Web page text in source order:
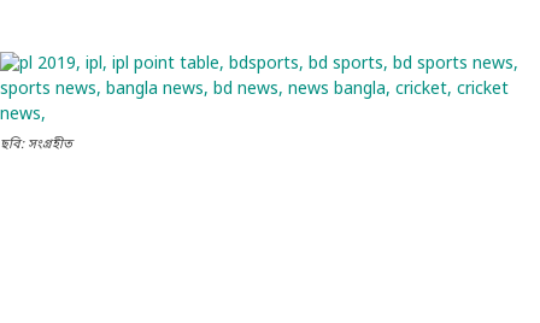
ছবি: সংগ্রহীত